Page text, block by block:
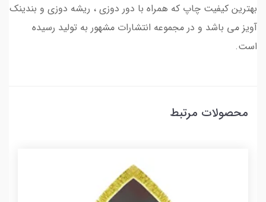
بهترین کیفیت چاپ که همراه با دور دوزی ، ریشه دوزی و بندینک
آویز می باشد و در مجموعه انتشارات مشهور به تولید رسیده
است.
محصولات مرتبط